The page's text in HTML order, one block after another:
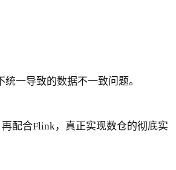
一导致的数据不一致问题。
配合Flink，真正实现数仓的彻底实